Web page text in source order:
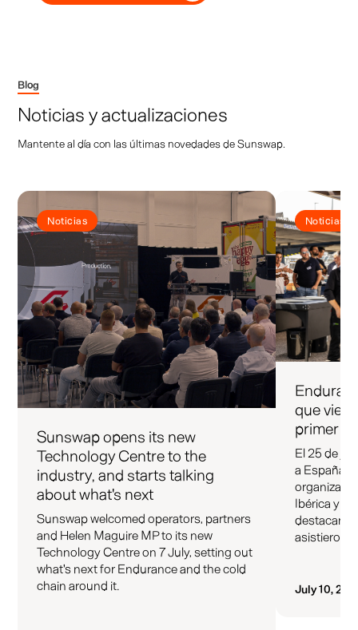
Blog
Noticias y actualizaciones
Mantente al día con las últimas novedades de Sunswap.
Noticias
Sunswap opens its new
Technology Centre to the
industry, and starts talking
about what's next
Sunswap welcomed operators, partners
and Helen Maguire MP to its new
Technology Centre on 7 July, setting out
what's next for Endurance and the cold
chain around it.
Noticias
que
primer
El 25 de
a España
Ibérica y
asistieron.
July 10,